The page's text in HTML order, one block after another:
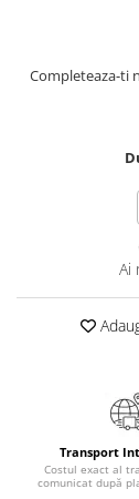
Vindecare
Masaj
MedConnect
Medicina
Sport
Completeaza-ti
Ai
Transport
Costul exact al
comunicat după